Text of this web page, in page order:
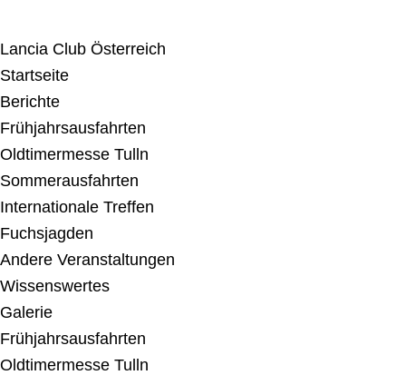
Lancia Club Österreich
Startseite
Berichte
Frühjahrsausfahrten
Oldtimermesse Tulln
Sommerausfahrten
Internationale Treffen
Fuchsjagden
Andere Veranstaltungen
Wissenswertes
Galerie
Frühjahrsausfahrten
Oldtimermesse Tulln